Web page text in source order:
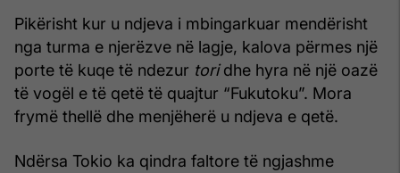
Pikërisht kur u ndjeva i mbingarkuar mendërisht
nga turma e njerëzve në lagje, kalova përmes një
porte të kuqe të ndezur toridhe hyra në një oazë
të vogël e të qetë të quajtur “Fukutoku”. Mora
frymë thellë dhe menjëherë u ndjeva e qetë.
Ndërsa Tokio ka qindra faltore të ngjashme